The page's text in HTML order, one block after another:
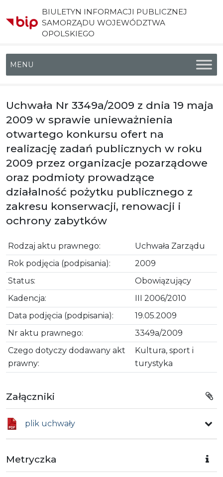
BIULETYN INFORMACJI PUBLICZNEJ
SAMORZĄDU WOJEWÓDZTWA
OPOLSKIEGO
Menu główne
Uchwała Nr 3349a/2009 z dnia 19 maja
2009 w sprawie unieważnienia
otwartego konkursu ofert na
realizację zadań publicznych w roku
2009 przez organizacje pozarządowe
oraz podmioty prowadzące
działalność pożytku publicznego z
zakresu konserwacji, renowacji i
ochrony zabytków
Rodzaj aktu prawnego:
Uchwała Zarządu
Rok podjęcia (podpisania):
2009
Status:
Obowiązujący
Kadencja:
III 2006/2010
Data podjęcia (podpisania):
19.05.2009
Nr aktu prawnego:
3349a/2009
Czego dotyczy dodawany akt
prawny:
Kultura, sport i
turystyka
Załączniki
plik uchwały
Metryczka